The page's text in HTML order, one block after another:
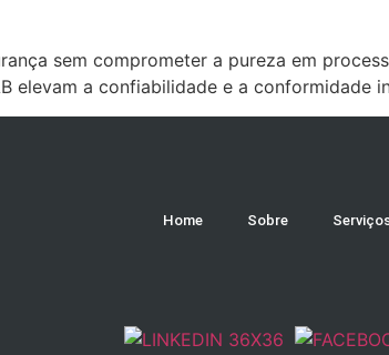
sem comprometer a pureza em
elevam a confiabilidade e a conformidade
Home Sobre